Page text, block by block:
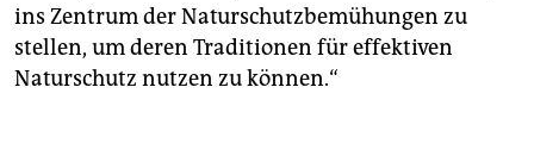
ins Zentrum der Naturschutzbemühungen zu
stellen, um deren Traditionen für effektiven
Naturschutz nutzen zu können.“